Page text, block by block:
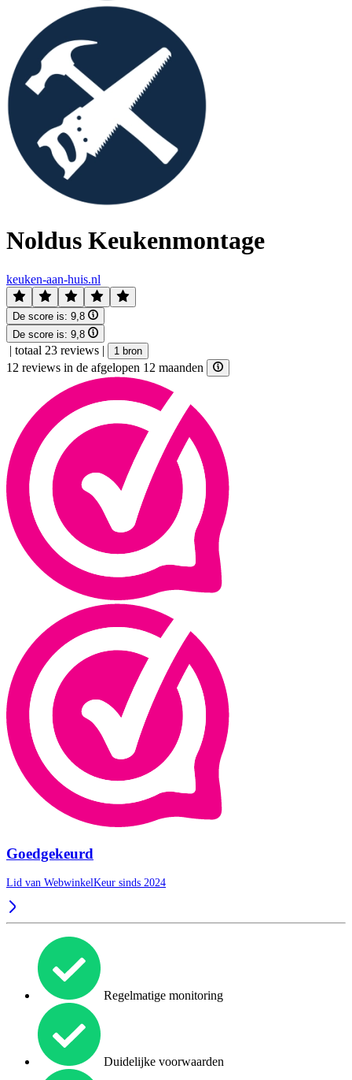
Noldus Keukenmontage
keuken-aan-huis.nl
De score is: 9,8
De score is: 9,8
| totaal 23 reviews | 1 bron
12 reviews in de afgelopen 12 maanden
Goedgekeurd
Lid van WebwinkelKeur sinds 2024
Regelmatige monitoring
Duidelijke voorwaarden